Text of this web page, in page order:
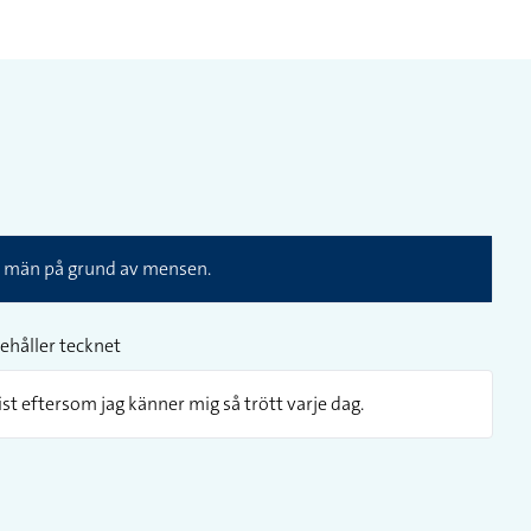
på grund av mensen.
tecknet
eftersom jag känner mig så trött varje dag.